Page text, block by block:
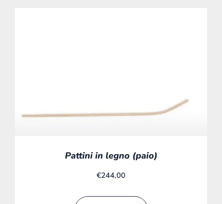
Pattini in legno (paio)
€244,00